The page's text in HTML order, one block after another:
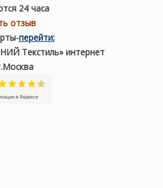
24 часа
отзыв
-перейти;
Текстиль» интернет